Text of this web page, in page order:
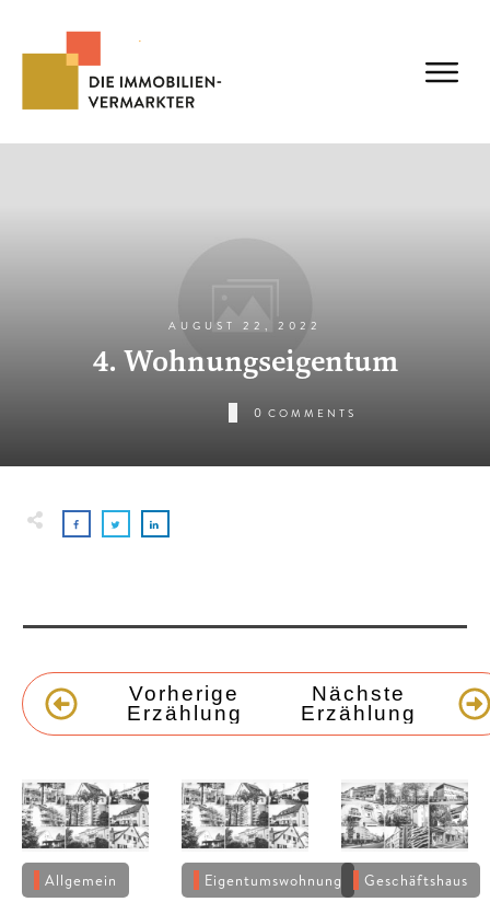
AUGUST 22, 2022
4. Wohnungseigentum
0 COMMENTS
Vorherige
Erzählung
Nächste
Erzählung
Allgemein Eigentumswohnung Geschäftshaus